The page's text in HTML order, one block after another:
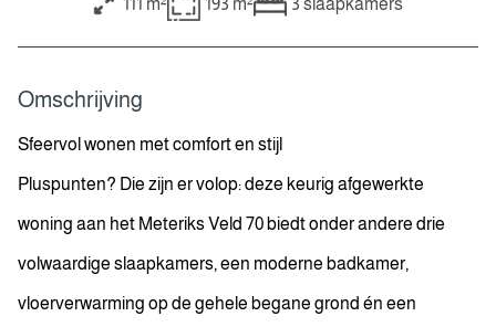
111 m² 193 m² 3 slaapkamers
Omschrijving
Sfeervol wonen met comfort en stijl
Pluspunten? Die zijn er volop: deze keurig afgewerkte
woning aan het Meteriks Veld 70 biedt onder andere drie
volwaardige slaapkamers, een moderne badkamer,
vloerverwarming op de gehele begane grond én een